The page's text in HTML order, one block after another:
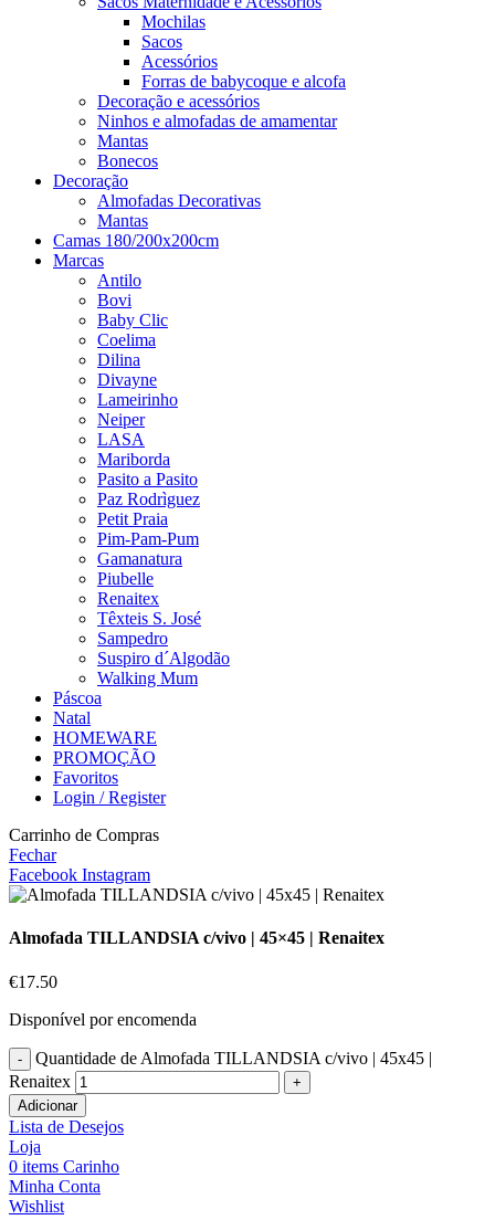
Mochilas
Sacos
Acessórios
Forras de babycoque e alcofa
Decoração e acessórios
Ninhos e almofadas de amamentar
Mantas
Bonecos
Decoração
Almofadas Decorativas
Mantas
Camas 180/200x200cm
Marcas
Antilo
Bovi
Baby Clic
Coelima
Dilina
Divayne
Lameirinho
Neiper
LASA
Mariborda
Pasito a Pasito
Paz Rodrìguez
Petit Praia
Pim-Pam-Pum
Gamanatura
Piubelle
Renaitex
Têxteis S. José
Sampedro
Suspiro d´Algodão
Walking Mum
Páscoa
Natal
HOMEWARE
PROMOÇÃO
Favoritos
Login / Register
Carrinho de Compras
Fechar
Facebook Instagram
Almofada TILLANDSIA c/vivo | 45×45 | Renaitex
€17.50
Disponível por encomenda
Quantidade de Almofada TILLANDSIA c/vivo | 45x45 |
Renaitex
Adicionar
Lista de Desejos
Loja
0 items Carinho
Minha Conta
Wishlist